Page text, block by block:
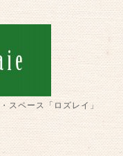
スペース「ロズレイ」